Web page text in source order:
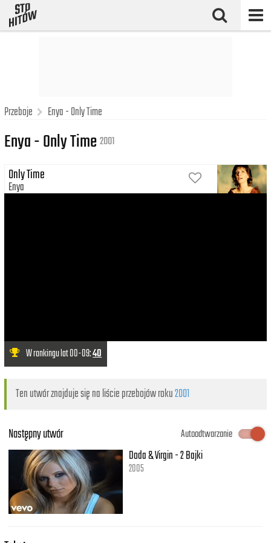
Przeboje Enya - Only Time
Enya - Only Time2001
Only Time
Enya
W rankingu lat 00-09:40
Ten utwór znajduje się na liście przebojów roku2001
Następny utwór
Autoodtwarzanie
Doda & Virgin - 2 Bajki
2005